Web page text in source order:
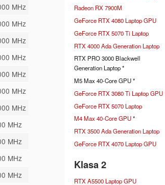
MHz
MHz
MHz
MHz
MHz
MHz
MHz
MHz
MHz
MHz
MHz
Radeon RX 7900M
GeForce RTX 4080 Laptop GPU
GeForce RTX 5070 Ti Laptop
RTX 4000 Ada Generation Laptop
RTX PRO 3000 Blackwell
Generation Laptop *
M5 Max 40-Core GPU *
GeForce RTX 3080 Ti Laptop GPU
GeForce RTX 5070 Laptop
M4 Max 40-Core GPU*
RTX 3500 Ada Generation Laptop
GeForce RTX 4070 Laptop GPU
Klasa 2
RTX A5500 Laptop GPU